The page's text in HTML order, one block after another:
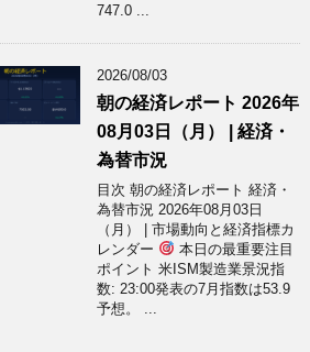
747.0 ...
2026/08/03
朝の経済レポート 2026年
08月03日（月） | 経済・
為替市況
目次 朝の経済レポート 経済・
為替市況 2026年08月03日
（月） | 市場動向と経済指標カ
レンダー
本日の最重要注目
ポイント 米ISM製造業景況指
数: 23:00発表の7月指数は53.9
予想。 ...